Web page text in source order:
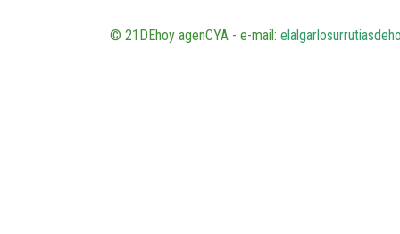
© 21DEhoy agenCYA - e-mail: